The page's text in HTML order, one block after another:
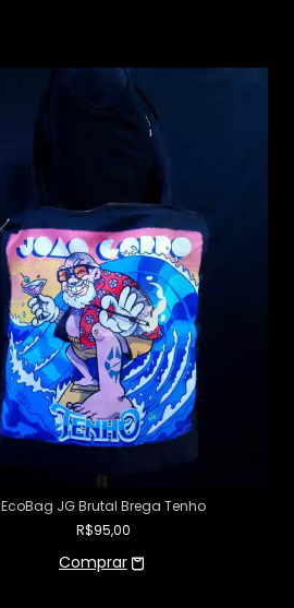
EcoBag JG Brutal Brega Tenho
R$95,00